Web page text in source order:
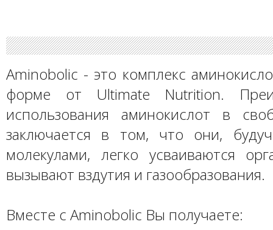
Aminobolic - это комплекс
форме от Ultimate Nutrition.
использования аминокислот в
заключается в том, что они,
молекулами, легко усваиваются
вызывают вздутия и газообразования.
Вместе с Aminobolic Вы получаете: